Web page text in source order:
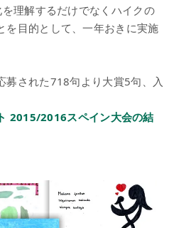
理解するだけでなくハイクの
を目的として、一年おきに実施
募された718句より大賞5句、入
2015/2016スペイン大会の結